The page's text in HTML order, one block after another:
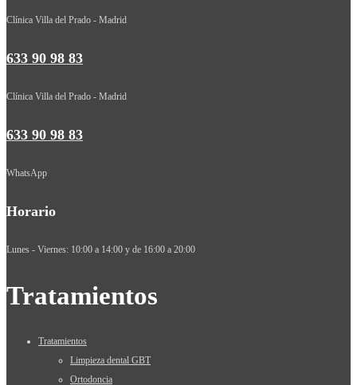
Clínica Villa del Prado - Madrid
633 90 98 83
Clínica Villa del Prado - Madrid
633 90 98 83
WhatsApp
Horario
Lunes - Viernes: 10:00 a 14:00 y de 16:00 a 20:00
Tratamientos
Tratamientos
Limpieza dental GBT
Ortodoncia